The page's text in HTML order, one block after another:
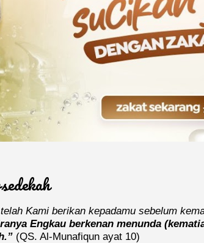
Kami berikan kepadamu sebelum
Engkau berkenan menunda
(QS. Al-Munafiqun ayat 10)